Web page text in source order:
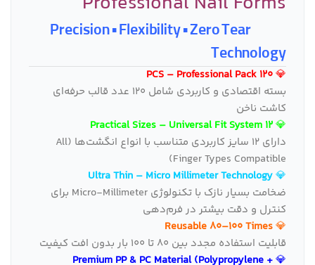
Precision • Flexibility • Zero Tear
Technology
💎
120 PCS – Professional Pack
بسته اقتصادی و کاربردی شامل 120 عدد قالب حرفه‌ای
کاشت ناخن
💎
12 Practical Sizes – Universal Fit System
دارای ۱۲ سایز کاربردی متناسب با انواع انگشت‌ها (All
Finger Types Compatible)
💎
Ultra Thin – Micro Millimeter Technology
ضخامت بسیار نازک با تکنولوژی Micro‑Millimeter برای
کنترل و دقت بیشتر در فرم‌دهی
💎
Reusable 80–100 Times
قابلیت استفاده مجدد بین ۸۰ تا ۱۰۰ بار بدون افت کیفیت
💎
Premium PP & PC Material (Polypropylene +